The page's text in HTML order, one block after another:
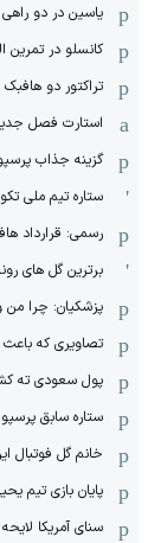
یاسین در دو
کانسلو در تمرین
تراکتور دو هافبک
استارت فصل جدید
گزینه جذاب
ستاره تیم ملی
رسمی: قرارداد
برترین گل های
پزشکیان: چرا من
تصاویری که
پول سعودی ته
ستاره سابق
خانم گل فوتبال
پایان بازی تیم
سنای آمریکا